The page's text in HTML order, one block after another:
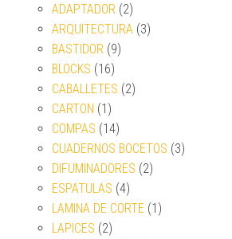
ADAPTADOR (2)
ARQUITECTURA (3)
BASTIDOR (9)
BLOCKS (16)
CABALLETES (2)
CARTON (1)
COMPAS (14)
CUADERNOS BOCETOS (3)
DIFUMINADORES (2)
ESPATULAS (4)
LAMINA DE CORTE (1)
LAPICES (2)